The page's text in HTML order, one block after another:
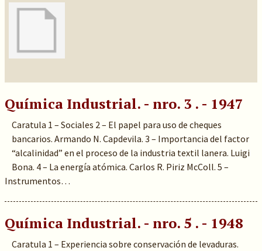
Química Industrial. - nro. 3 . - 1947
Caratula 1 – Sociales 2 – El papel para uso de cheques
bancarios. Armando N. Capdevila. 3 – Importancia del factor
“alcalinidad” en el proceso de la industria textil lanera. Luigi
Bona. 4 – La energía atómica. Carlos R. Piriz McColl. 5 –
Instrumentos…
Química Industrial. - nro. 5 . - 1948
Caratula 1 – Experiencia sobre conservación de levaduras.